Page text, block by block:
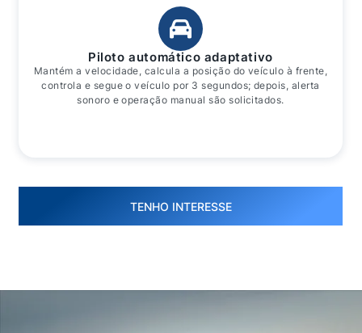
Piloto automático adaptativo
Mantém a velocidade, calcula a posição do veículo à frente,
controla e segue o veículo por 3 segundos; depois, alerta
sonoro e operação manual são solicitados.
TENHO INTERESSE